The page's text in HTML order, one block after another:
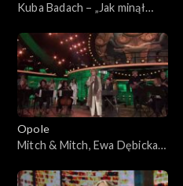
Kuba Badach – „Jak minął
tęsknoty – koncert pamięci
Wojciecha Trzcińskiego”
Opole
Mitch & Mitch, Ewa Dębicka-
62. KFPP: „Małe tęsknoty –